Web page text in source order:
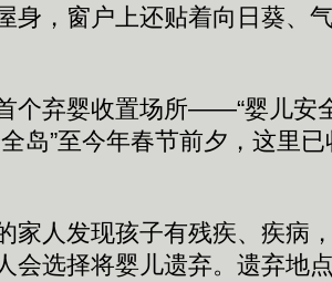
身，窗户上还贴着向日葵、
弃婴收置场所――“婴儿安全
岛”至今年春节前夕，这里
人发现孩子有残疾、疾病
会选择将婴儿遗弃。遗弃地